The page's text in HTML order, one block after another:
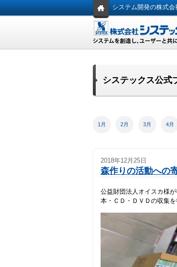
システム開発の株式
システックス公式
1月 2月 3月 4月
2018年12月25日
森作りの活動への
公益財団法人オイスカ様
本・ＣＤ・ＤＶＤの収集を